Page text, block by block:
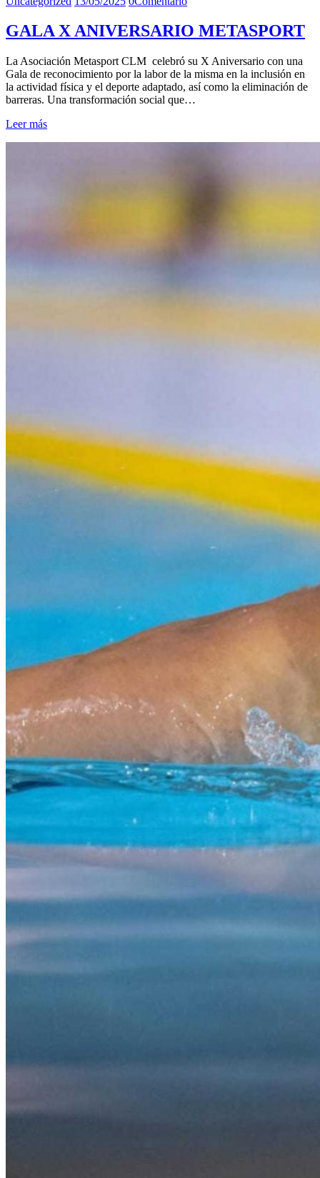
GALA X ANIVERSARIO METASPORT
La Asociación Metasport CLM celebró su X Aniversario con una
Gala de reconocimiento por la labor de la misma en la inclusión en
la actividad física y el deporte adaptado, así como la eliminación de
barreras. Una transformación social que…
Leer más